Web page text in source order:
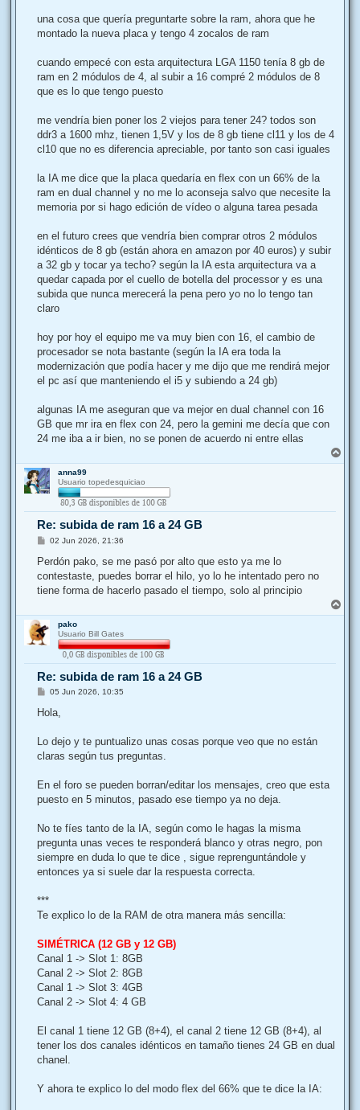
j
una cosa que quería preguntarte sobre la ram, ahora que he
montado la nueva placa y tengo 4 zocalos de ram
cuando empecé con esta arquitectura LGA 1150 tenía 8 gb de
ram en 2 módulos de 4, al subir a 16 compré 2 módulos de 8
que es lo que tengo puesto
me vendría bien poner los 2 viejos para tener 24? todos son
ddr3 a 1600 mhz, tienen 1,5V y los de 8 gb tiene cl11 y los de 4
cl10 que no es diferencia apreciable, por tanto son casi iguales
la IA me dice que la placa quedaría en flex con un 66% de la
ram en dual channel y no me lo aconseja salvo que necesite la
memoria por si hago edición de vídeo o alguna tarea pesada
en el futuro crees que vendría bien comprar otros 2 módulos
idénticos de 8 gb (están ahora en amazon por 40 euros) y subir
a 32 gb y tocar ya techo? según la IA esta arquitectura va a
quedar capada por el cuello de botella del processor y es una
subida que nunca merecerá la pena pero yo no lo tengo tan
claro
hoy por hoy el equipo me va muy bien con 16, el cambio de
procesador se nota bastante (según la IA era toda la
modernización que podía hacer y me dijo que me rendirá mejor
el pc así que manteniendo el i5 y subiendo a 24 gb)
algunas IA me aseguran que va mejor en dual channel con 16
GB que mr ira en flex con 24, pero la gemini me decía que con
24 me iba a ir bien, no se ponen de acuerdo ni entre ellas
r
anna99
Usuario topedesquiciao
Re: subida de ram 16 a 24 GB
M
n
a
j
02 Jun 2026, 21:36
Perdón pako, se me pasó por alto que esto ya me lo
contestaste, puedes borrar el hilo, yo lo he intentado pero no
tiene forma de hacerlo pasado el tiempo, solo al principio
r
pako
Usuario Bill Gates
Re: subida de ram 16 a 24 GB
M
n
j
05 Jun 2026, 10:35
Hola,
Lo dejo y te puntualizo unas cosas porque veo que no están
claras según tus preguntas.
En el foro se pueden borran/editar los mensajes, creo que esta
puesto en 5 minutos, pasado ese tiempo ya no deja.
No te fíes tanto de la IA, según como le hagas la misma
pregunta unas veces te responderá blanco y otras negro, pon
siempre en duda lo que te dice , sigue reprenguntándole y
entonces ya si suele dar la respuesta correcta.
***
Te explico lo de la RAM de otra manera más sencilla:
SIMÉTRICA (12 GB y 12 GB)
Canal 1 -> Slot 1: 8GB
Canal 2 -> Slot 2: 8GB
Canal 1 -> Slot 3: 4GB
Canal 2 -> Slot 4: 4 GB
El canal 1 tiene 12 GB (8+4), el canal 2 tiene 12 GB (8+4), al
tener los dos canales idénticos en tamaño tienes 24 GB en dual
chanel.
Y ahora te explico lo del modo flex del 66% que te dice la IA: